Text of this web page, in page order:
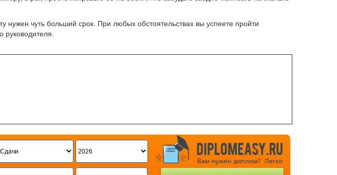
чуть больший срок. При любых обстоятельствах вы успеете пройти
руководителя.